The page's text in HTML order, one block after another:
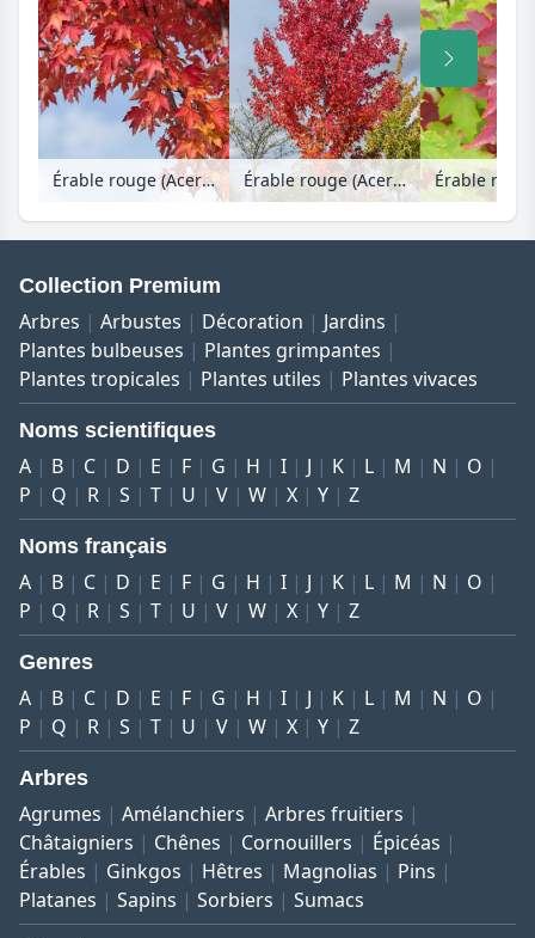
Érable rouge (Acer rubrum 'Redpointe') Érable rouge (Acer rubrum 'Redpointe')
Collection Premium
Arbres Arbustes Décoration
Jardins
Plantes bulbeuses
Plantes grimpantes
Plantes tropicales
Plantes utiles Plantes vivaces
Noms scientifiques
A B C D E F G H I J K L M N
O
P
Q R S T U V W X Y Z
Noms français
A B C D E F G H I J K L M N
O
P
Q R S T U V W X Y Z
Genres
A B C D E F G H I J K L M N
O
P
Q R S T U V W X Y Z
Arbres
Agrumes Amélanchiers
Arbres fruitiers
Châtaigniers
Chênes Cornouillers
Épicéas
Érables
Ginkgos Hêtres Magnolias
Pins
Platanes
Sapins Sorbiers Sumacs